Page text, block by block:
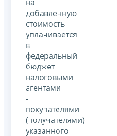
на
добавленную
стоимость
уплачивается
в
федеральный
бюджет
налоговыми
агентами
-
покупателями
(получателями)
указанного